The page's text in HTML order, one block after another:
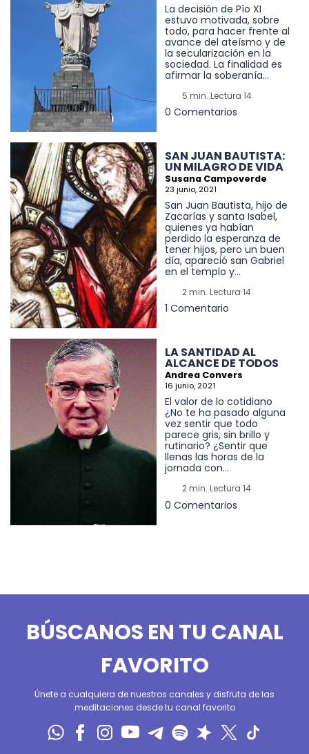
La decisión de Pío XI
estuvo motivada, sobre
todo, para hacer frente al
avance del ateísmo y de
la secularización en la
sociedad. La finalidad es
afirmar la soberanía...
5 min. Lectura 14
0 Comentarios
SAN JUAN BAUTISTA:
UN MILAGRO DE VIDA
Susana Campoverde
23 junio, 2021
San Juan Bautista, hijo de
Zacarías y santa Isabel,
quienes ya habían
perdido la esperanza de
tener hijos, pero un buen
día, apareció san Gabriel
en el templo y...
2 min. Lectura 14
1 Comentario
LA SANTIDAD AL
ALCANCE DE TODOS
Andrea Convers
16 junio, 2021
El valor de lo cotidiano
¿No te ha pasado alguna
vez sentir que todo
parece gris, sin brillo y
rutinario? ¿Sentir que
llenas las horas de la
jornada con...
2 min. Lectura 14
0 Comentarios
BÚSCANOS EN TU CANAL
FAVORITO
Únete a cualquiera de nuestros canales y disfruta de las
meditaciones desde tu canal favorito